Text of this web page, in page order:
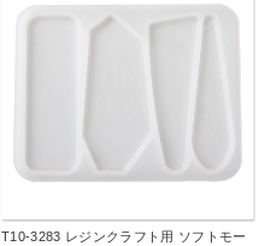
T10-3283 レジンクラフト用 ソフトモー